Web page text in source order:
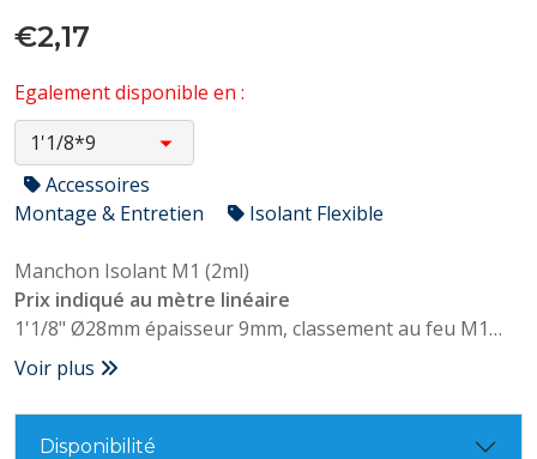
€2,17
Egalement disponible en :
Accessoires
Montage & Entretien
Isolant Flexible
Manchon Isolant M1 (2ml)
Prix indiqué au mètre linéaire
1'1/8" Ø28mm épaisseur 9mm, classement au feu M1
Conforme NF P. 92.507
Voir plus
Disponibilité